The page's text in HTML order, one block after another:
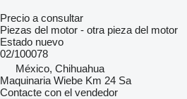
Precio a consultar
Piezas del motor - otra pieza del motor
Estado nuevo
02/100078
México, Chihuahua
Maquinaria Wiebe Km 24 Sa
Contacte con el vendedor